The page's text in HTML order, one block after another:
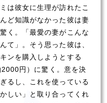
は彼女に生理が訪れたこ
ど知識がなかった彼は妻
く。「最愛の妻がこんな
て」。そう思った彼は、
ンを購入しようとする
円）に驚く。意を決
るし、これを使っている
しい」と取り合ってくれ